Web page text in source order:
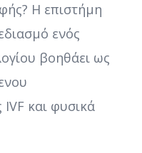
Η επιστήμη
ενός
βοηθάει ως
και φυσικά